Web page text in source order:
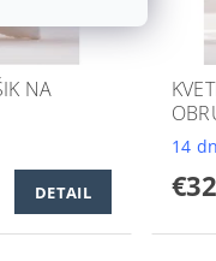
NA
DETAIL
14
€32